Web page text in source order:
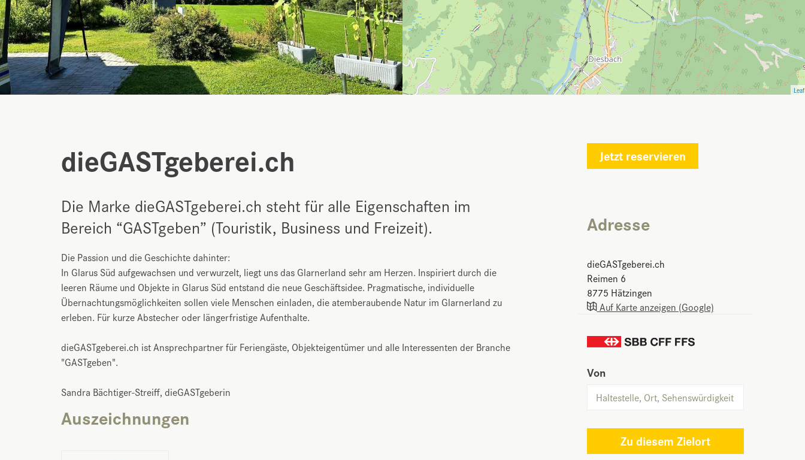
dieGASTgeberei.ch
Die Marke dieGASTgeberei.ch steht für alle Eigenschaften im
Bereich “GASTgeben” (Touristik, Business und Freizeit).
Die Passion und die Geschichte dahinter:
In Glarus Süd aufgewachsen und verwurzelt, liegt uns das Glarnerland sehr am Herzen. Inspiriert durch die
leeren Räume und Objekte in Glarus Süd entstand die neue Geschäftsidee. Pragmatische, individuelle
Übernachtungsmöglichkeiten sollen viele Menschen einladen, die atemberaubende Natur im Glarnerland zu
erleben. Für kurze Abstecher oder längerfristige Aufenthalte.
dieGASTgeberei.ch ist Ansprechpartner für Feriengäste, Objekteigentümer und alle Interessenten der Branche
"GASTgeben".
Sandra Bächtiger-Streiff, dieGASTgeberin
Auszeichnungen
Jetzt reservieren
Adresse
dieGASTgeberei.ch
Reimen 6
8775 Hätzingen
Auf Karte anzeigen (Google)
Von
Zu diesem Zielort